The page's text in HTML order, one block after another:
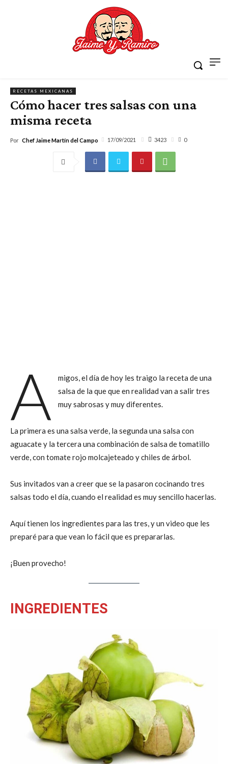
RECETAS MEXICANAS
Cómo hacer tres salsas con una
misma receta
Por Chef Jaime Martín del Campo 17/09/2021 3423 0
A
migos, el día de hoy les traigo la receta de una
salsa de la que que en realidad van a salir tres
muy sabrosas y muy diferentes.
La primera es una salsa verde, la segunda una salsa con
aguacate y la tercera una combinación de salsa de tomatillo
verde, con tomate rojo molcajeteado y chiles de árbol.
Sus invitados van a creer que se la pasaron cocinando tres
salsas todo el día, cuando el realidad es muy sencillo hacerlas.
Aquí tienen los ingredientes para las tres, y un video que les
preparé para que vean lo fácil que es prepararlas.
¡Buen provecho!
INGREDIENTES